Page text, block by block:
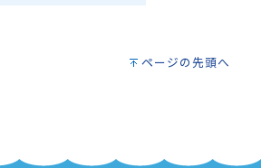
ページの先頭へ